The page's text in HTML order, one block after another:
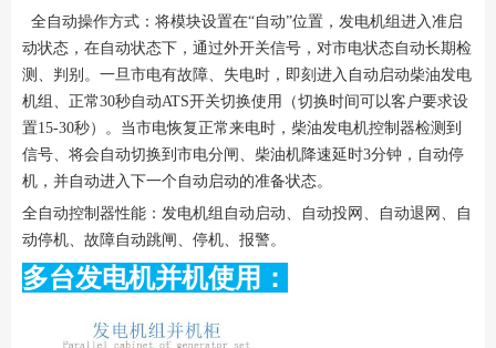
全自动操作方式：将模块设置在“自动”位置，发电机组进入准启
动状态，在自动状态下，通过外开关信号，对市电状态自动长期检
测、判别。一旦市电有故障、失电时，即刻进入自动启动柴油发电
机组、正常30秒自动ATS开关切换使用（切换时间可以客户要求设
置15-30秒）。当市电恢复正常来电时，柴油发电机控制器检测到
信号、将会自动切换到市电分闸、柴油机降速延时3分钟，自动停
机，并自动进入下一个自动启动的准备状态。
全自动控制器性能：发电机组自动启动、自动投网、自动退网、自
动停机、故障自动跳闸、停机、报警。
多台发电机并机使用：